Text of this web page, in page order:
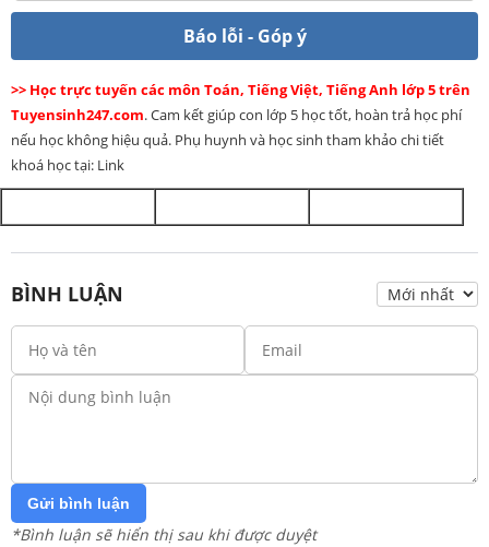
Báo lỗi - Góp ý
>> Học trực tuyến các môn Toán, Tiếng Việt, Tiếng Anh lớp 5 trên
Tuyensinh247.com. Cam kết giúp con lớp 5 học tốt, hoàn trả học phí
nếu học không hiệu quả. Phụ huynh và học sinh tham khảo chi tiết
khoá học tại: Link
BÌNH LUẬN
Gửi bình luận
*Bình luận sẽ hiển thị sau khi được duyệt